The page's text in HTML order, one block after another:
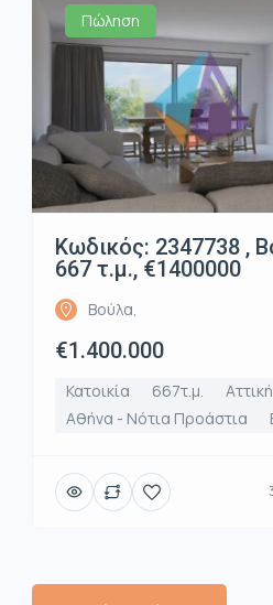
Πώληση
Κωδικός: 2347738 ,
667 τ.μ., €1400000
Βούλα,
€1.400.000
Κατοικία 667τ.μ.
Αττική
Αθήνα - Νότια Προάστια